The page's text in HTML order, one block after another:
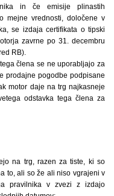
in če emisije plinastih
mejne vrednosti, določene v
se izdaja certifikata o tipski
zavrne po 31. decembru
RB).
člena se ne uporabljajo za
prodajne pogodbe podpisane
motor daje na trg najkasneje
odstavka tega člena za
na trg, razen za tiste, ki so
to, ali so že ali niso vgrajeni v
pravilnika v zvezi z izdajo